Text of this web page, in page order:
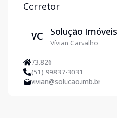
Corretor
VC Solução Imóveis
Vívian Carvalho
73.826
(51) 99837-3031
vivian@solucao.imb.br